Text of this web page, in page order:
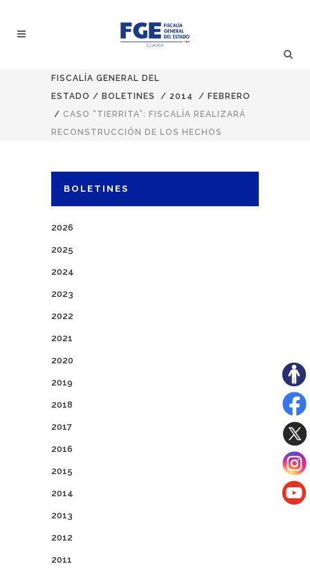
FISCALÍA GENERAL DEL
ESTADO / BOLETINES / 2014 / FEBRERO
/ CASO “TIERRITA”: FISCALÍA REALIZARÁ
RECONSTRUCCIÓN DE LOS HECHOS
BOLETINES
2026
2025
2024
2023
2022
2021
2020
2019
2018
2017
2016
2015
2014
2013
2012
2011